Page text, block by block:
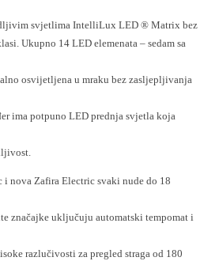
svjetlima IntelliLux LED ® Matrix bez
Ukupno 14 LED elemenata – sedam sa
osvijetljena u mraku bez zasljepljivanja
ima potpuno LED prednja svjetla koja
nova Zafira Electric svaki nude do 18
značajke uključuju automatski tempomat i
razlučivosti za pregled straga od 180